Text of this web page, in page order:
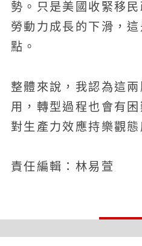
勢。只是美國收緊移
勞動力成長的下滑，
點。
整體來說，我認為這
用，轉型過程也會有
對生產力效應持樂觀態
責任編輯：林易萱